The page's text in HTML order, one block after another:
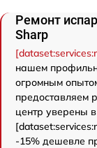
Ремонт
Sharp
нашем
огромным
предоставляем
центр уверены
-15% дешевле